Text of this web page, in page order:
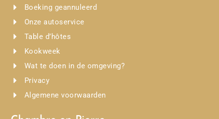
Boeking geannuleerd
Onze autoservice
Table d’hôtes
Kookweek
Wat te doen in de omgeving?
Privacy
Algemene voorwaarden